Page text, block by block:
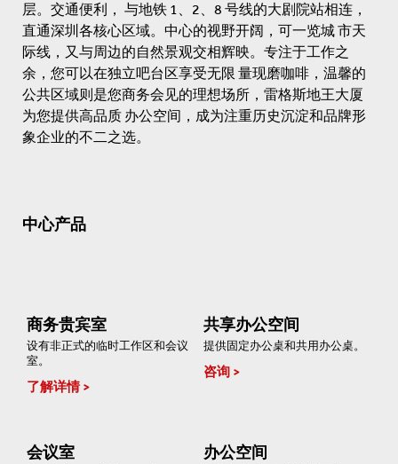
层。交通便利， 与地铁 1、2、8 号线的大剧院站相连，
直通深圳各核心区域。中心的视野开阔，可一览城 市天
际线，又与周边的自然景观交相辉映。专注于工作之
余，您可以在独立吧台区享受无限 量现磨咖啡，温馨的
公共区域则是您商务会见的理想场所，雷格斯地王大厦
为您提供高品质 办公空间，成为注重历史沉淀和品牌形
象企业的不二之选。
中心产品
商务贵宾室
设有非正式的临时工作区和会议
室。
了解详情
共享办公空间
提供固定办公桌和共用办公桌。
咨询
会议室 办公空间